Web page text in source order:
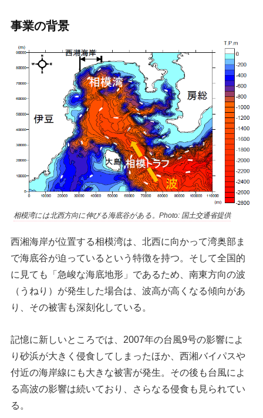
事業の背景
相模湾には北西方向に伸びる海底谷がある。Photo: 国土交通省提供
西湘海岸が位置する相模湾は、北西に向かって湾奥部ま
で海底谷が迫っているという特徴を持つ。そして全国的
に見ても「急峻な海底地形」であるため、南東方向の波
（うねり）が発生した場合は、波高が高くなる傾向があ
り、その被害も深刻化している。
記憶に新しいところでは、2007年の台風9号の影響によ
り砂浜が大きく侵食してしまったほか、西湘バイパスや
付近の海岸線にも大きな被害が発生。その後も台風によ
る高波の影響は続いており、さらなる侵食も見られてい
る。